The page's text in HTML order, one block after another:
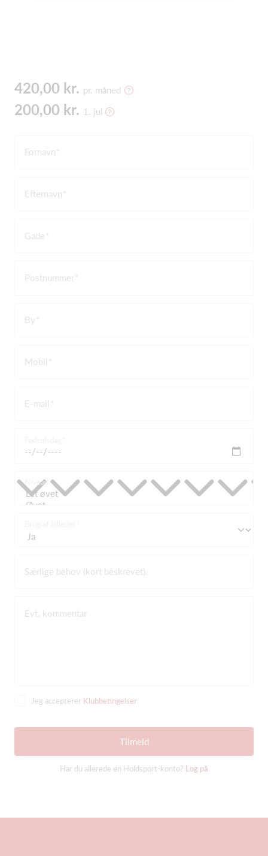
420,00 kr. pr. måned
200,00 kr. 1. jul
Fornavn
Efternavn
Gade
Postnummer
By
Mobil
E-mail
Niveau
Særlige behov (kort beskrevet).
Evt. kommentar
Jeg accepterer Klubbetingelser
Tilmeld
Har du allerede en Holdsport-konto? Log på